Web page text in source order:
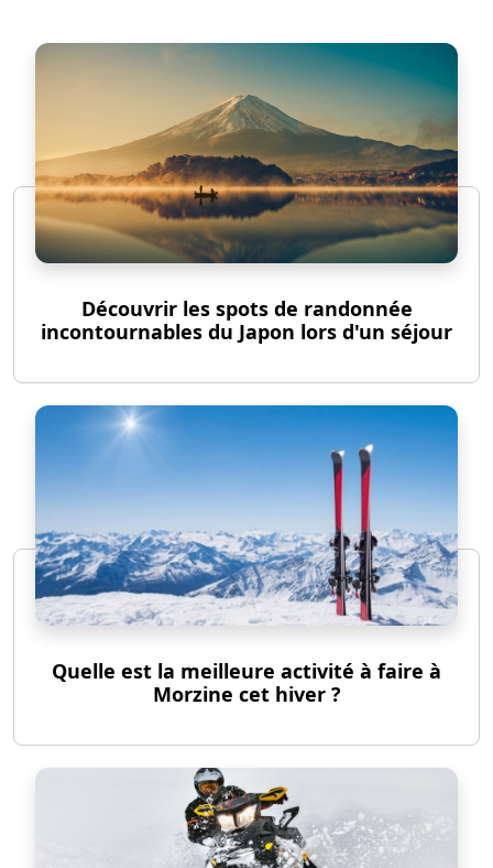
Découvrir les spots de randonnée
incontournables du Japon lors d'un séjour
Quelle est la meilleure activité à faire à
Morzine cet hiver ?